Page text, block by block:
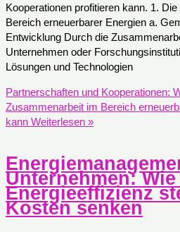
Kooperationen profitieren kann. 1.
Bereich erneuerbarer Energien a.
Entwicklung Durch die
Unternehmen oder
Lösungen und Technologien
Partnerschaften und Kooperationen:
Zusammenarbeit im Bereich
kann Weiterlesen »
Unternehmen:
Energieeffizienz
Kosten senken